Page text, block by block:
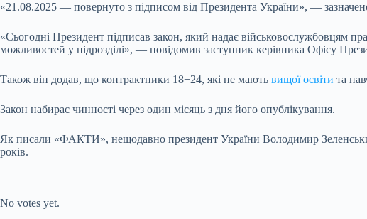
«21.08.2025 — повернуто з підписом від Президента України», —
«Сьогодні Президент підписав закон, який надає військовослужбовцям
можливостей у підрозділі», — повідомив заступник керівника Офісу
Також він додав, що контрактники 18−24, які не мають вищої освіти та
Закон набирає чинності через один місяць з дня його опублікування.
Як писали «ФАКТИ», нещодавно президент України Володимир
років.
No votes yet.